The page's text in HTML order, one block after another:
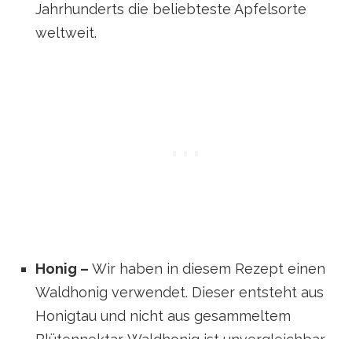
Jahrhunderts die beliebteste Apfelsorte
weltweit.
Honig – Wir haben in diesem Rezept einen
Waldhonig verwendet. Dieser entsteht aus
Honigtau und nicht aus gesammeltem